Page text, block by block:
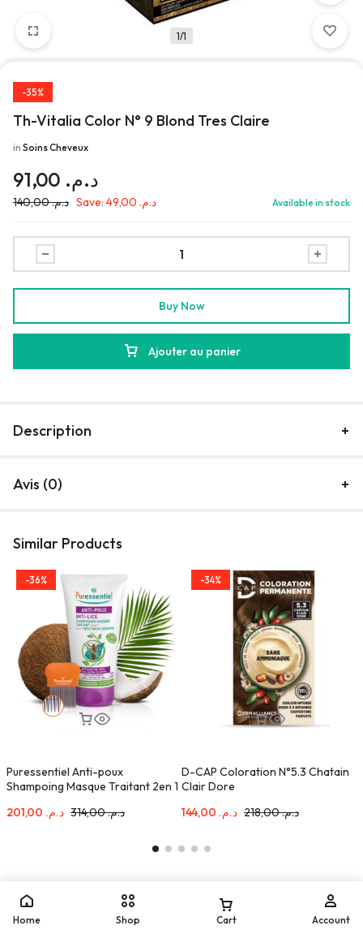
1/1
-35%
Th-Vitalia Color N° 9 Blond Tres Claire
in Soins Cheveux
د.م.
د.م.140,00 Save: د.م. Available in stock
Ajouter au panier
Buy Now
Description
Avis (0)
Similar Products
-36%
Puressentiel Anti-poux
Shampoing Masque Traitant 2en 1
د.م. د.م.314,00
-34%
D-CAP Coloration N°5.3 Chatain
Clair Dore
د.م.
د.م.218,00
Home Shop Cart Account